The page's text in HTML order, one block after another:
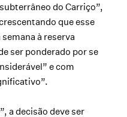
do Carriço”,
que esse
à reserva
ser ponderado por se
e com
a decisão deve ser